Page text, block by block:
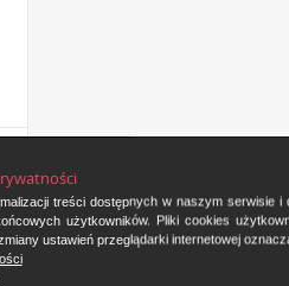
treści dostępnych w naszym serwisie
użytkowników. Pliki cookies
ustawień przeglądarki internetowej